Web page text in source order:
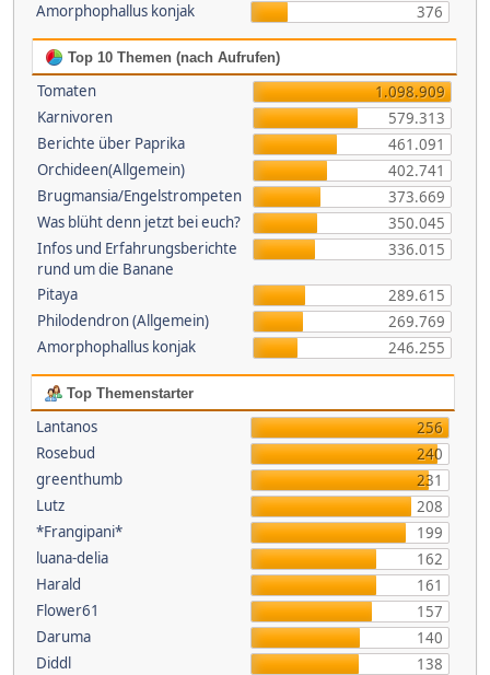
Amorphophallus konjak
376
Top 10 Themen (nach Aufrufen)
Tomaten
1.098.909
Karnivoren
579.313
Berichte über Paprika
461.091
Orchideen(Allgemein)
402.741
Brugmansia/Engelstrompeten
373.669
Was blüht denn jetzt bei euch?
350.045
Infos und Erfahrungsberichte
rund um die Banane
336.015
Pitaya
289.615
Philodendron (Allgemein)
269.769
Amorphophallus konjak
246.255
Top Themenstarter
Lantanos
256
Rosebud
240
greenthumb
231
Lutz
208
*Frangipani*
199
luana-delia
162
Harald
161
Flower61
157
Daruma
140
Diddl
138